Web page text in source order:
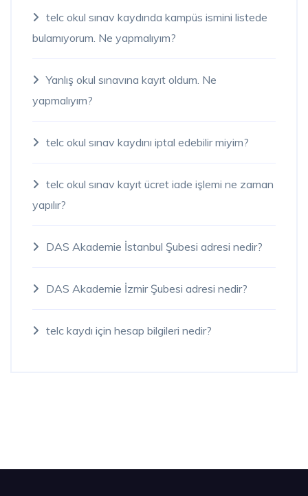
telc okul sınav kaydında kampüs ismini listede
bulamıyorum. Ne yapmalıyım?
Yanlış okul sınavına kayıt oldum. Ne
yapmalıyım?
telc okul sınav kaydını iptal edebilir miyim?
telc okul sınav kayıt ücret iade işlemi ne zaman
yapılır?
DAS Akademie İstanbul Şubesi adresi nedir?
DAS Akademie İzmir Şubesi adresi nedir?
telc kaydı için hesap bilgileri nedir?